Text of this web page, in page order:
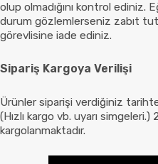
olup olmadığını kontrol ediniz.
durum gözlemlerseniz zabıt
görevlisine iade ediniz.
Sipariş Kargoya Verilişi
Ürünler siparişi verdiğiniz
(Hızlı kargo vb. uyarı
kargolanmaktadır.